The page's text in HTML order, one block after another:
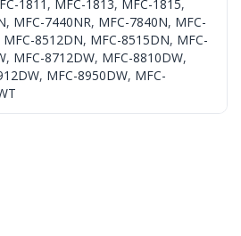
1811 , MFC-1813, MFC-1815,
, MFC-7440NR, MFC-7840N, MFC-
MFC-8512DN, MFC-8515DN, MFC-
, MFC-8712DW, MFC-8810DW,
, MFC-8950DW, MFC-